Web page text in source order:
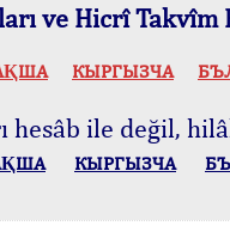
ve Hicrî
КЫPГЫЗЧA
hesâb ile değil,
КЫPГЫЗЧA